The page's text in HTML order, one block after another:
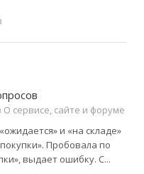
О сервисе, сайте и форуме
и «на складе»
Пробовала по
выдает ошибку. С...